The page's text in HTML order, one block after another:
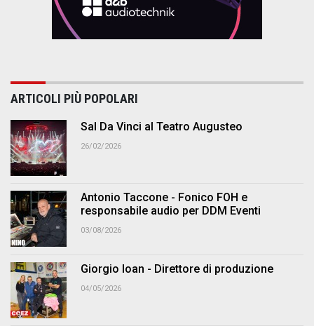
ARTICOLI PIÙ POPOLARI
Sal Da Vinci al Teatro Augusteo
26/02/2026
Antonio Taccone - Fonico FOH e
responsabile audio per DDM Eventi
03/08/2026
Giorgio Ioan - Direttore di produzione
04/05/2026